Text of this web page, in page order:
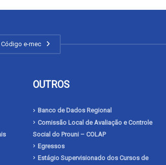
Código e-mec
OUTROS
Banco de Dados Regional
Comissão Local de Avaliação e Controle
Social do Prouni – COLAP
Egressos
Estágio Supervisionado dos Cursos de